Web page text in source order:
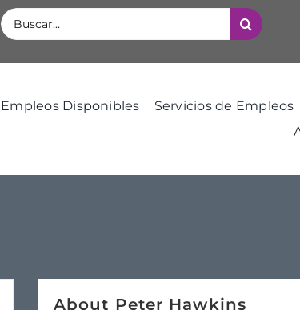
Buscar:
Empleos Disponibles Servicios de Empleos
About Peter Hawkins